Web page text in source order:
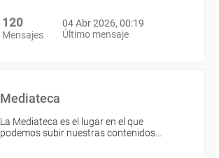
120
Mensajes
04 Abr 2026, 00:19
Último mensaje
Mediateca
La Mediateca es el lugar en el que
podemos subir nuestras contenidos…